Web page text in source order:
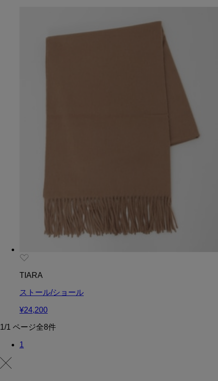
TIARA
ストール/ショール
¥24,200
1/1 ページ全8件
1